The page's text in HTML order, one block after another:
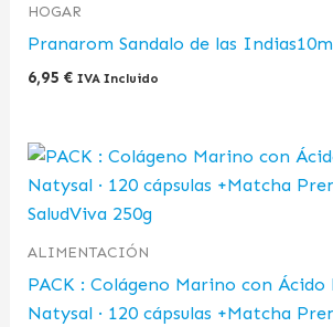
HOGAR
Pranarom Sandalo de las
6,95 € IVA Incluido
ALIMENTACIÓN
PACK : Colágeno Marino con Ácido
Natysal · 120 cápsulas +Matcha